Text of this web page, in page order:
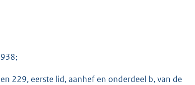
229, eerste lid, aanhef en onderdeel b, van de